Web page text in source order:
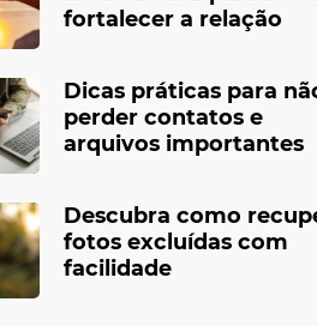
fortalecer a relação
Dicas práticas para
perder contatos e
arquivos importantes
Descubra como
fotos excluídas com
facilidade